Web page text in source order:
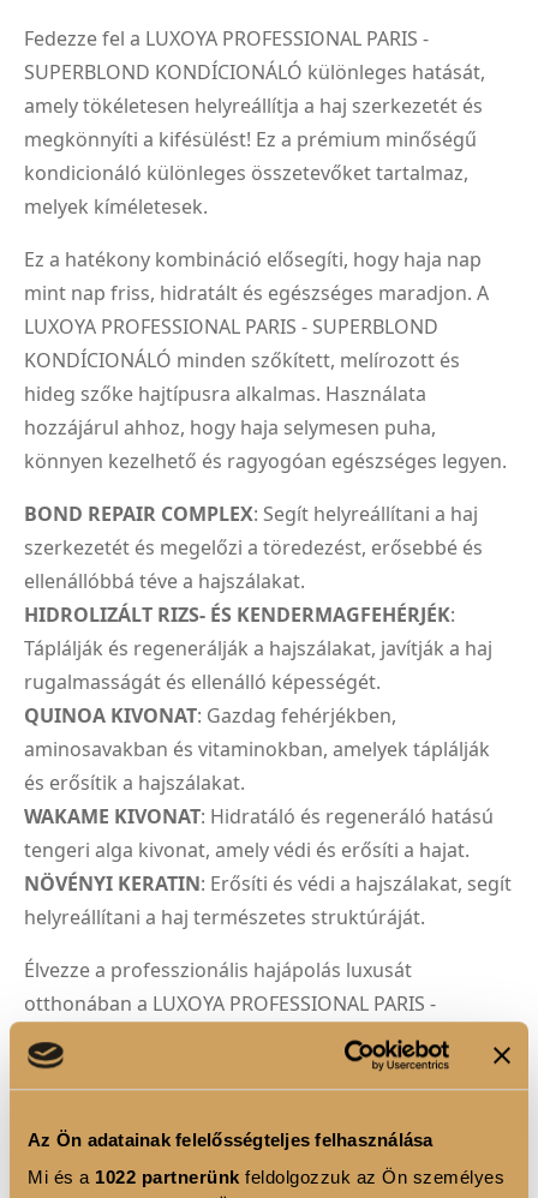
Az Ön adatainak felelősségteljes felhasználása
Mi és a 1022 partnerünk feldolgozzuk az Ön személyes
Fedezze fel a LUXOYA PROFESSIONAL PARIS -
SUPERBLOND KONDÍCIONÁLÓ különleges hatását,
amely tökéletesen helyreállítja a haj szerkezetét és
megkönnyíti a kifésülést! Ez a prémium minőségű
kondicionáló különleges összetevőket tartalmaz,
melyek kíméletesek.
Ez a hatékony kombináció elősegíti, hogy haja nap
mint nap friss, hidratált és egészséges maradjon. A
LUXOYA PROFESSIONAL PARIS - SUPERBLOND
KONDÍCIONÁLÓ minden szőkített, melírozott és
hideg szőke hajtípusra alkalmas. Használata
hozzájárul ahhoz, hogy haja selymesen puha,
könnyen kezelhető és ragyogóan egészséges legyen.
BOND REPAIR COMPLEX: Segít helyreállítani a haj
szerkezetét és megelőzi a töredezést, erősebbé és
ellenállóbbá téve a hajszálakat.
HIDROLIZÁLT RIZS- ÉS KENDERMAGFEHÉRJÉK:
Táplálják és regenerálják a hajszálakat, javítják a haj
rugalmasságát és ellenálló képességét.
QUINOA KIVONAT: Gazdag fehérjékben,
aminosavakban és vitaminokban, amelyek táplálják
és erősítik a hajszálakat.
WAKAME KIVONAT: Hidratáló és regeneráló hatású
tengeri alga kivonat, amely védi és erősíti a hajat.
NÖVÉNYI KERATIN: Erősíti és védi a hajszálakat, segít
helyreállítani a haj természetes struktúráját.
Élvezze a professzionális hajápolás luxusát
otthonában a LUXOYA PROFESSIONAL PARIS -
SUPERBLOND KONDÍCIONÁL-val!
Használati utasítás:
1. Vigye fel a kondicionálót a megmosott és
törölközővel megszárított hajra!
2. Masszírozza be a hajhossz közepétől egészen a